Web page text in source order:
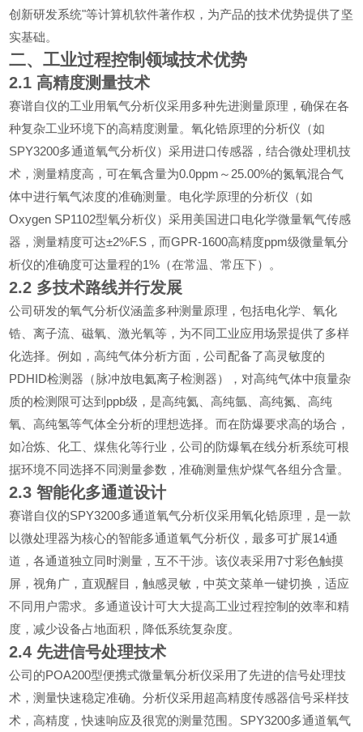
创新研发系统"等计算机软件著作权，为产品的技术优势提供了坚
实基础。
二、工业过程控制领域技术优势
2.1高精度测量技术
赛谱自仪的工业用氧气分析仪采用多种先进测量原理，确保在各
种复杂工业环境下的高精度测量。氧化锆原理的分析仪（如
SPY3200多通道氧气分析仪）采用进口传感器，结合微处理机技
术，测量精度高，可在氧含量为0.0ppm ～25.00%的氮氧混合气
体中进行氧气浓度的准确测量。电化学原理的分析仪（如
Oxygen SP1102型氧分析仪）采用美国进口电化学微量氧气传感
器，测量精度可达±2%F.S ，而GPR-1600高精度ppm级微量氧分
析仪的准确度可达量程的1% （在常温、常压下）。
2.2 多技术路线并行发展
公司研发的氧气分析仪涵盖多种测量原理，包括电化学、氧化
锆、离子流、磁氧、激光氧等，为不同工业应用场景提供了多样
化选择。例如，高纯气体分析方面，公司配备了高灵敏度的
PDHID检测器（脉冲放电氦离子检测器），对高纯气体中痕量杂
质的检测限可达到 ppb级，是高纯氦、高纯氩、高纯氮、高纯
氧、高纯氢等气体全分析的理想选择。而在防爆要求高的场合，
如冶炼、化工、煤焦化等行业，公司的防爆氧在线分析系统可根
据环境不同选择不同测量参数，准确测量焦炉煤气各组分含量。
2.3智能化多通道设计
赛谱自仪的SPY3200多通道氧气分析仪采用氧化锆原理，是一款
以微处理器为核心的智能多通道氧气分析仪，最多可扩展14通
道，各通道独立同时测量，互不干涉。该仪表采用7寸彩色触摸
屏，视角广，直观醒目，触感灵敏，中英文菜单一键切换，适应
不同用户需求。多通道设计可大大提高工业过程控制的效率和精
度，减少设备占地面积，降低系统复杂度。
2.4 先进信号处理技术
公司的POA200型便携式微量氧分析仪采用了先进的信号处理技
术，测量快速稳定准确。分析仪采用超高精度传感器信号采样技
术，高精度，快速响应及很宽的测量范围。 SPY3200多通道氧气